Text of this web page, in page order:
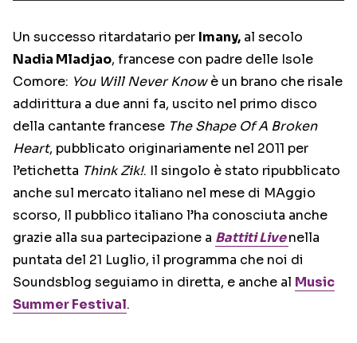
Un successo ritardatario per Imany, al secolo
Nadia Mladjao, francese con padre delle Isole
Comore: You Will Never Knowè un brano che risale
addirittura a due anni fa, uscito nel primo disco
della cantante francese The Shape Of A Broken
Heart, pubblicato originariamente nel 2011 per
l’etichetta Think Zik!. Il singolo è stato ripubblicato
anche sul mercato italiano nel mese di MAggio
scorso, Il pubblico italiano l’ha conosciuta anche
grazie alla sua partecipazione a Battiti Livenella
puntata del 21 Luglio, il programma che noi di
Soundsblog seguiamo in diretta, e anche al Music
Summer Festival.